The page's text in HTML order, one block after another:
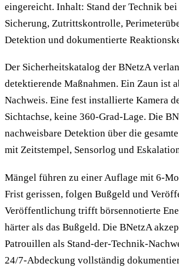
eingereicht. Inhalt: Stand der Technik
Sicherung, Zutrittskontrolle,
Detektion und dokumentierte
Der Sicherheitskatalog der BNetzA
detektierende Maßnahmen. Ein Zaun ist
Nachweis. Eine fest installierte Kamera
Sichtachse, keine 360-Grad-Lage. Die
nachweisbare Detektion über die
mit Zeitstempel, Sensorlog und
Mängel führen zu einer Auflage mit 6-
Frist gerissen, folgen Bußgeld und
Veröffentlichung trifft börsennotierte
härter als das Bußgeld. Die BNetzA
Patrouillen als Stand-der-Technik-
24/7-Abdeckung vollständig